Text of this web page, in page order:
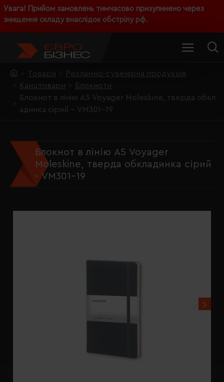
Увага! Прийом замовлень тимчасово призупинено через
знищення складу внаслідок обстрілу рф.
Товари
Рекламно-сувенірна продукція
Канцтовари
Блокноти
Блокнот в лінію А5 Voyager Moleskine, тверда обкл
адинка сірий - VM301-19
Блокнот в лінію А5 Voyager
Moleskine, тверда обкладинка сірий
- VM301-19